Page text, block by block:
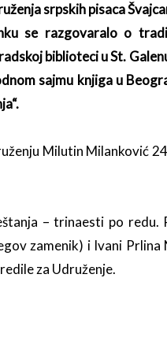
srpskih pisaca
se razgovaralo o
biblioteci u St.
sajmu knjiga u
Milutin Milanković
– trinaesti po redu.
zamenik) i Ivani
za Udruženje.